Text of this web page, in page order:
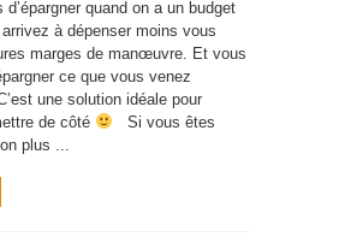
d’épargner quand on a un budget
à dépenser moins vous
marges de manœuvre. Et vous
ce que vous venez
une solution idéale pour
de côté
Si vous êtes
plus ...